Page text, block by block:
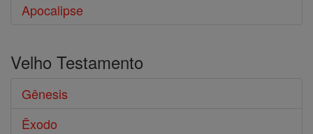
Apocalipse
Velho Testamento
Gênesis
Êxodo